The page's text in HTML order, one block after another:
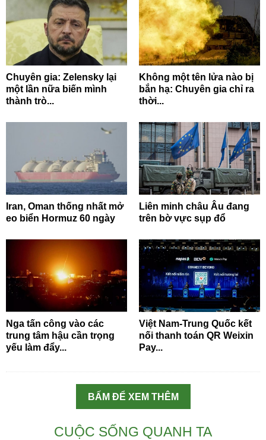
Chuyên gia: Zelensky lại
một lần nữa biến mình
thành trò...
Không một tên lửa nào bị
bắn hạ: Chuyên gia chỉ ra
thời...
Iran, Oman thống nhất mở
eo biển Hormuz 60 ngày
Liên minh châu Âu đang
trên bờ vực sụp đổ
Nga tấn công vào các
trung tâm hậu cần trọng
yếu làm đẩy...
Việt Nam-Trung Quốc kết
nối thanh toán QR Weixin
Pay...
BẤM ĐỂ XEM THÊM
CUỘC SỐNG QUANH TA